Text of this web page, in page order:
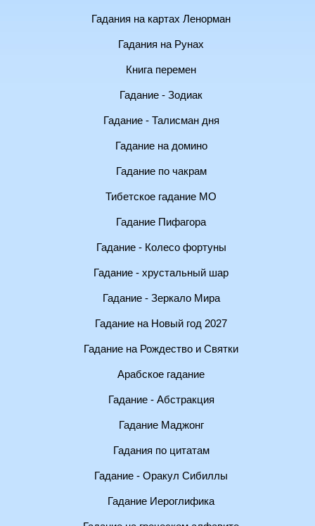
Гадания на картах Ленорман
Гадания на Рунах
Книга перемен
Гадание - Зодиак
Гадание - Талисман дня
Гадание на домино
Гадание по чакрам
Тибетское гадание МО
Гадание Пифагора
Гадание - Колесо фортуны
Гадание - хрустальный шар
Гадание - Зеркало Мира
Гадание на Новый год 2027
Гадание на Рождество и Святки
Арабское гадание
Гадание - Абстракция
Гадание Маджонг
Гадания по цитатам
Гадание - Оракул Сибиллы
Гадание Иероглифика